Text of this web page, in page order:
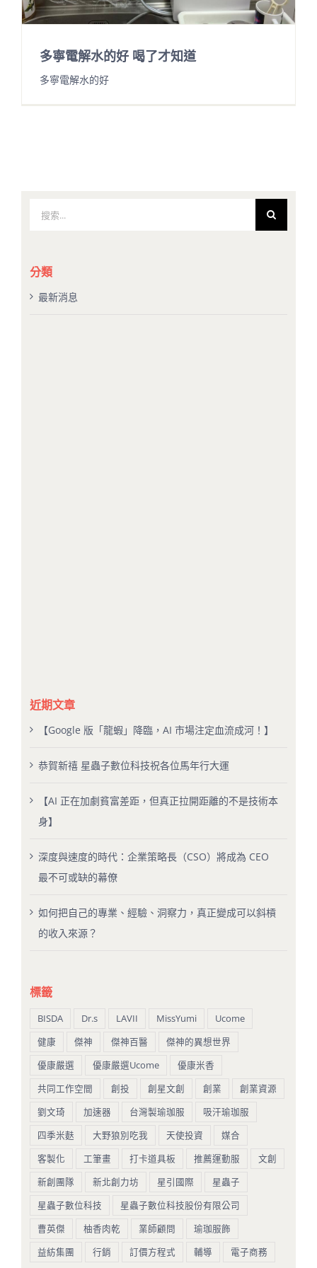
多寧電解水的好 喝了才知道
多寧電解水的好
果：
分類
最新消息
近期文章
【Google 版「龍蝦」降臨，AI 市場注定血流成河！】
恭賀新禧 星蟲子數位科技祝各位馬年行大運
【AI 正在加劇貧富差距，但真正拉開距離的不是技術本
身】
深度與速度的時代：企業策略長（CSO）將成為 CEO
最不可或缺的幕僚
如何把自己的專業、經驗、洞察力，真正變成可以斜槓
的收入來源？
標籤
BISDA Dr.s LAVII MissYumi
Ucome
健康
傑神 傑神百醫
傑神的異想世界
優康嚴選
優康嚴選Ucome
優康米香
共同工作空間
創投 創星文創 創業
創業資源
劉文琦
加速器 台灣製瑜珈服
吸汗瑜珈服
四季米麩
大野狼別吃我 天使投資
媒合
客製化
工筆畫 打卡道具板 推薦運動服
文創
新創團隊
新北創力坊 星引國際
星蟲子
星蟲子數位科技
星蟲子數位科技股份有限公司
曹英傑
柚香肉乾 業師顧問
瑜珈服飾
益紡集團
行銷 訂價方程式 輔導 電子商務